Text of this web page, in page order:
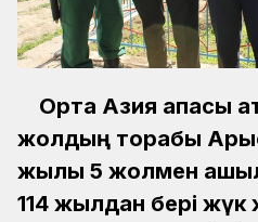
Орта Азия қақпасы
жолдың торабы
жылы 5 жолмен
114 жылдан бері